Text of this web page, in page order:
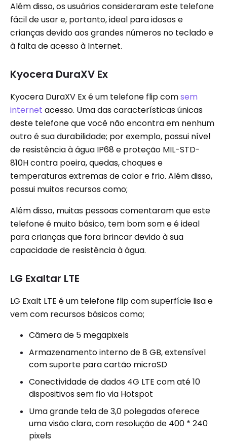
Além disso, os usuários consideraram este telefone
fácil de usar e, portanto, ideal para idosos e
crianças devido aos grandes números no teclado e
à falta de acesso à Internet.
Kyocera DuraXV Ex
Kyocera DuraXV Ex é um telefone flip comsem
internet acesso. Uma das características únicas
deste telefone que você não encontra em nenhum
outro é sua durabilidade; por exemplo, possui nível
de resistência à água IP68 e proteção MIL-STD-
810H contra poeira, quedas, choques e
temperaturas extremas de calor e frio. Além disso,
possui muitos recursos como;
Além disso, muitas pessoas comentaram que este
telefone é muito básico, tem bom som e é ideal
para crianças que fora brincar devido à sua
capacidade de resistência à água.
LG Exaltar LTE
LG Exalt LTE é um telefone flip com superfície lisa e
vem com recursos básicos como;
Câmera de 5 megapixels
Armazenamento interno de 8 GB, extensível
com suporte para cartão microSD
Conectividade de dados 4G LTE com até 10
dispositivos sem fio via Hotspot
Uma grande tela de 3,0 polegadas oferece
uma visão clara, com resolução de 400 * 240
pixels